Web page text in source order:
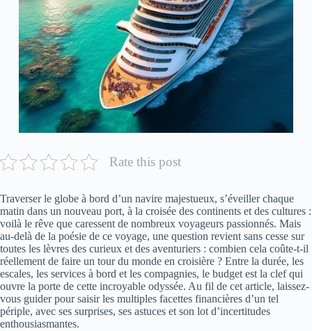
Rate this post
Traverser le globe à bord d’un navire majestueux, s’éveiller chaque
matin dans un nouveau port, à la croisée des continents et des cultures :
voilà le rêve que caressent de nombreux voyageurs passionnés. Mais
au-delà de la poésie de ce voyage, une question revient sans cesse sur
toutes les lèvres des curieux et des aventuriers : combien cela coûte-t-il
réellement de faire un tour du monde en croisière ? Entre la durée, les
escales, les services à bord et les compagnies, le budget est la clef qui
ouvre la porte de cette incroyable odyssée. Au fil de cet article, laissez-
vous guider pour saisir les multiples facettes financières d’un tel
périple, avec ses surprises, ses astuces et son lot d’incertitudes
enthousiasmantes.